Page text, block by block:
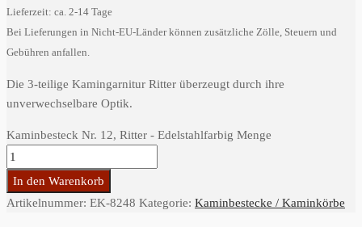
Lieferzeit: ca. 2-14 Tage
Bei Lieferungen in Nicht-EU-Länder können zusätzliche Zölle, Steuern und
Gebühren anfallen.
Die 3-teilige Kamingarnitur Ritter überzeugt durch ihre
unverwechselbare Optik.
Kaminbesteck Nr. 12, Ritter - Edelstahlfarbig Menge
In den Warenkorb
Artikelnummer: EK-8248 Kategorie: Kaminbestecke / Kaminkörbe